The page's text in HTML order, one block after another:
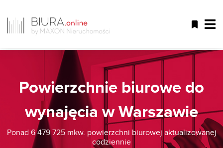
Powierzchnie biurowe do
wynajęcia w Warszawie
Ponad 6 479 725 mkw. powierzchni biurowej aktualizowanej
codziennie